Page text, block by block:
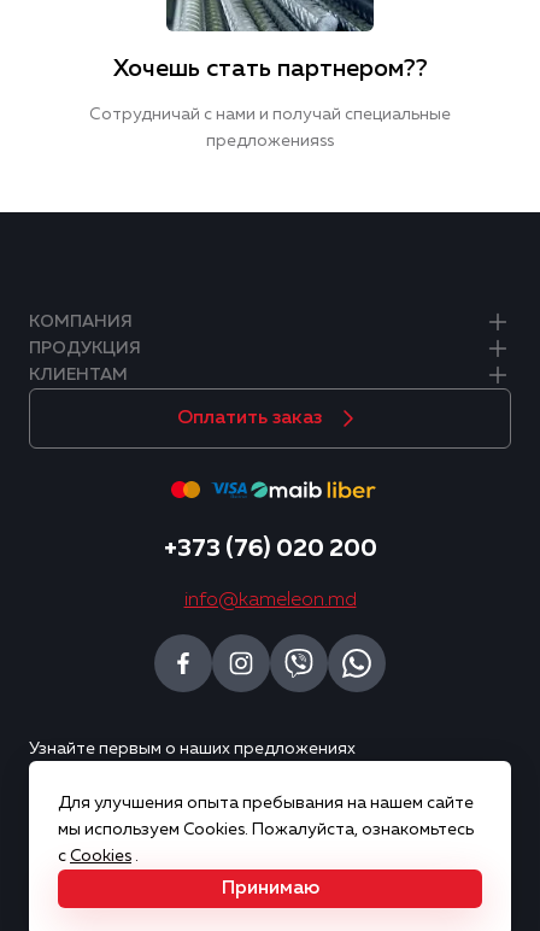
Хочешь стать партнером??
Сотрудничай с нами и получай специальные
предложенияss
КОМПАНИЯ
ПРОДУКЦИЯ
КЛИЕНТАМ
Узнайте первым о наших предложениях
Подписаться
Оплатить заказ
+373 (76) 020 200
info@kameleon.md
Copyright © 2026 Kameleon. Все права защищены
Для улучшения опыта пребывания на нашем сайте
мы используем Cookies. Пожалуйста, ознакомьтесь
с Cookies .
Принимаю